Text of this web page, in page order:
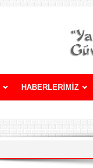
HABERLERİMİZ